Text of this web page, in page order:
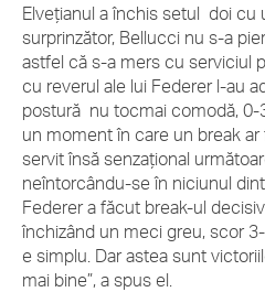
Elveţianul a închis setul doi cu
surprinzător, Bellucci nu s-a
astfel că s-a mers cu serviciul
cu reverul ale lui Federer l-au
postură nu tocmai comodă, 0-
un moment în care un break
servit însă senzaţional
neîntorcându-se în niciunul
Federer a făcut break-ul
închizând un meci greu, scor
e simplu. Dar astea sunt
mai bine”, a spus el.